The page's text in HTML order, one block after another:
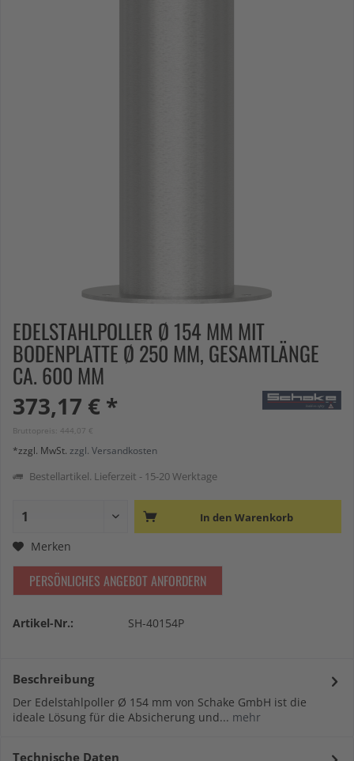
EDELSTAHLPOLLER Ø 154 MM MIT
BODENPLATTE Ø 250 MM, GESAMTLÄNGE
CA. 600 MM
373,17 € *
Bruttopreis: 444,07 €
*zzgl. MwSt. zzgl. Versandkosten
Bestellartikel. Lieferzeit - 15-20 Werktage
In den Warenkorb
Merken
PERSÖNLICHES ANGEBOT ANFORDERN
Artikel-Nr.: SH-40154P
Beschreibung
Der Edelstahlpoller Ø 154 mm von Schake GmbH ist die
ideale Lösung für die Absicherung und... mehr
Technische Daten